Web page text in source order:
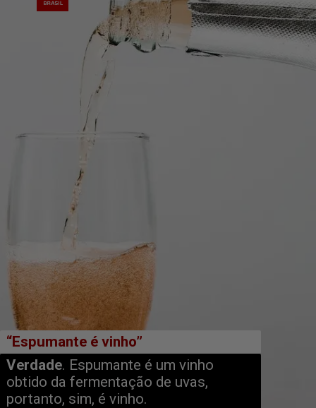
Verdade. Espumante é um vinho
obtido da fermentação de uvas,
portanto, sim, é vinho.
“Espumante é vinho”